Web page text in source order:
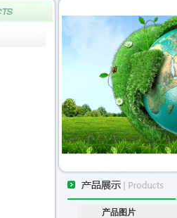
产品图片